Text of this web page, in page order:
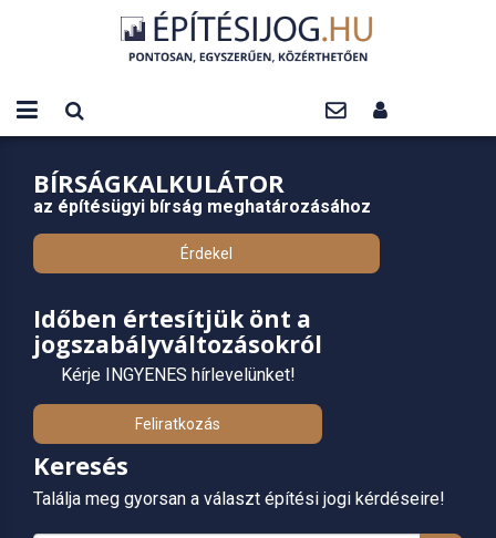
BÍRSÁGKALKULÁTOR
az építésügyi bírság meghatározásához
Érdekel
Időben értesítjük önt a
jogszabályváltozásokról
Kérje INGYENES hírlevelünket!
Feliratkozás
Keresés
Találja meg gyorsan a választ építési jogi kérdéseire!